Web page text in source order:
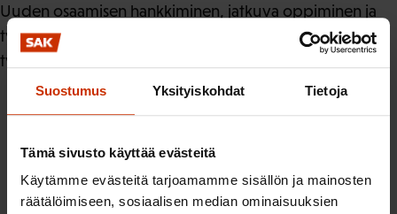
Suostumus Yksityiskohdat Tietoja
Tämä sivusto käyttää evästeitä
Käytämme evästeitä tarjoamamme sisällön ja mainosten
räätälöimiseen, sosiaalisen median ominaisuuksien
Uuden osaamisen hankkiminen, jatkuva oppiminen ja
työn vastuiden lisääntyminen haastaa paitsi
työmarkkinoita myös koulutuksen tarjontaa.